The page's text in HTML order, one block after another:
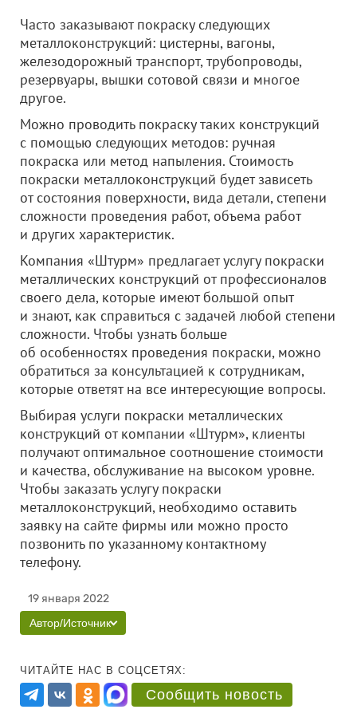
Часто заказывают покраску следующих
металлоконструкций: цистерны, вагоны,
железодорожный транспорт, трубопроводы,
резервуары, вышки сотовой связи и многое
другое.
Можно проводить покраску таких конструкций
с помощью следующих методов: ручная
покраска или метод напыления. Стоимость
покраски металлоконструкций будет зависеть
от состояния поверхности, вида детали, степени
сложности проведения работ, объема работ
и других характеристик.
Компания «Штурм» предлагает услугу покраски
металлических конструкций от профессионалов
своего дела, которые имеют большой опыт
и знают, как справиться с задачей любой степени
сложности. Чтобы узнать больше
об особенностях проведения покраски, можно
обратиться за консультацией к сотрудникам,
которые ответят на все интересующие вопросы.
Выбирая услуги покраски металлических
конструкций от компании «Штурм», клиенты
получают оптимальное соотношение стоимости
и качества, обслуживание на высоком уровне.
Чтобы заказать услугу покраски
металлоконструкций, необходимо оставить
заявку на сайте фирмы или можно просто
позвонить по указанному контактному
телефону.
19 января 2022
Автор/Источник
ЧИТАЙТЕ НАС В СОЦСЕТЯХ:
Сообщить новость